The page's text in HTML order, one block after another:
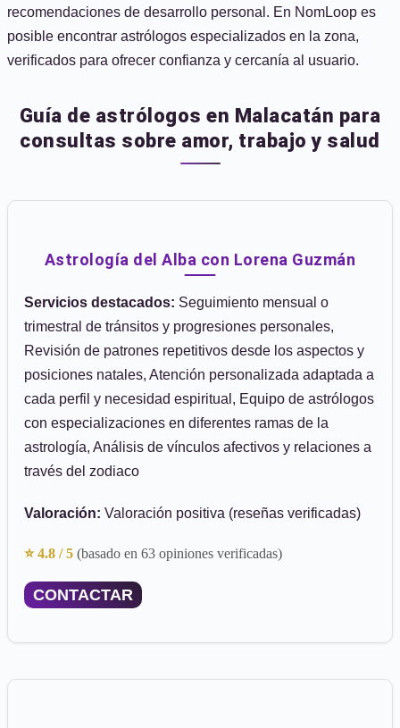
recomendaciones de desarrollo personal. En NomLoop es
posible encontrar astrólogos especializados en la zona,
verificados para ofrecer confianza y cercanía al usuario.
Guía de astrólogos en Malacatán para
consultas sobre amor, trabajo y salud
Astrología del Alba con Lorena Guzmán
Servicios destacados: Seguimiento mensual o
trimestral de tránsitos y progresiones personales,
Revisión de patrones repetitivos desde los aspectos y
posiciones natales, Atención personalizada adaptada a
cada perfil y necesidad espiritual, Equipo de astrólogos
con especializaciones en diferentes ramas de la
astrología, Análisis de vínculos afectivos y relaciones a
través del zodiaco
Valoración: Valoración positiva (reseñas verificadas)
⭐ 4.8 / 5 (basado en 63 opiniones verificadas)
CONTACTAR